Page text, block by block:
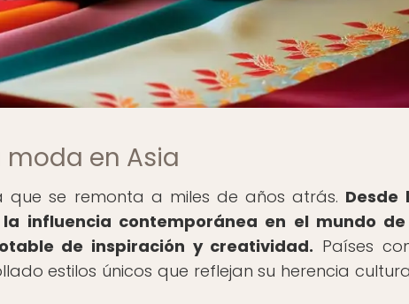
en Asia
que se remonta a miles de años atrás. Desde
influencia contemporánea en el mundo
de inspiración y creatividad. Países
estilos únicos que reflejan su herencia